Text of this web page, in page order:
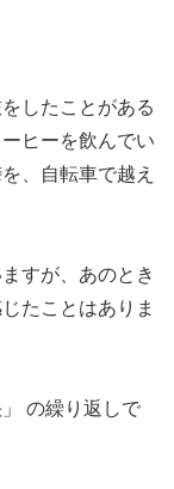
したことがある
ヒーを飲んでい
、自転車で越え
すが、あのとき
たことはありま
の繰り返しで